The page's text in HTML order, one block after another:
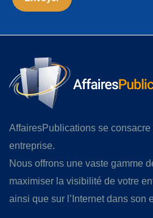
AffairesPublications se consacre
entreprise.
Nous offrons une vaste gamme
maximiser la visibilité de votre
ainsi que sur l’Internet dans son